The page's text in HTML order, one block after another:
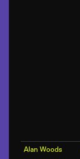
Alan Woods